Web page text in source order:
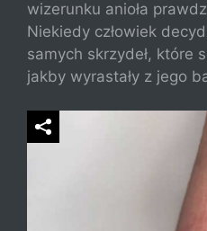
wizerunku anioła
Niekiedy człowiek
samych skrzydeł, które
jakby wyrastały z jego